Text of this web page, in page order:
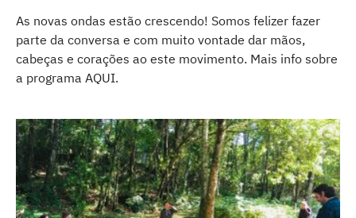
As novas ondas estão crescendo! Somos felizer fazer
parte da conversa e com muito vontade dar mãos,
cabeças e corações ao este movimento. Mais info sobre
a programa AQUI.